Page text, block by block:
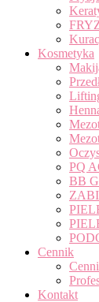
Kosmetyka
PQ
BB
Cennik
Kontakt